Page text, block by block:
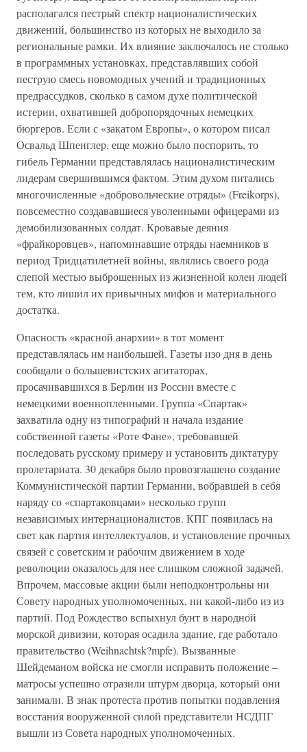
располагался пестрый спектр националистических
движений, большинство из которых не выходило за
региональные рамки. Их влияние заключалось не столько
в программных установках, представлявших собой
пеструю смесь новомодных учений и традиционных
предрассудков, сколько в самом духе политической
истерии, охватившей добропорядочных немецких
бюргеров. Если с «закатом Европы», о котором писал
Освальд Шпенглер, еще можно было поспорить, то
гибель Германии представлялась националистическим
лидерам свершившимся фактом. Этим духом питались
многочисленные «добровольческие отряды» (Freikorps),
повсеместно создававшиеся уволенными офицерами из
демобилизованных солдат. Кровавые деяния
«фрайкоровцев», напоминавшие отряды наемников в
период Тридцатилетней войны, являлись своего рода
слепой местью выброшенных из жизненной колеи людей
тем, кто лишил их привычных мифов и материального
достатка.
Опасность «красной анархии» в тот момент
представлялась им наибольшей. Газеты изо дня в день
сообщали о большевистских агитаторах,
просачивавшихся в Берлин из России вместе с
немецкими военнопленными. Группа «Спартак»
захватила одну из типографий и начала издание
собственной газеты «Роте Фане», требовавшей
последовать русскому примеру и установить диктатуру
пролетариата. 30 декабря было провозглашено создание
Коммунистической партии Германии, вобравшей в себя
наряду со «спартаковцами» несколько групп
независимых интернационалистов. КПГ появилась на
свет как партия интеллектуалов, и установление прочных
связей с советским и рабочим движением в ходе
революции оказалось для нее слишком сложной задачей.
Впрочем, массовые акции были неподконтрольны ни
Совету народных уполномоченных, ни какой-либо из из
партий. Под Рождество вспыхнул бунт в народной
морской дивизии, которая осадила здание, где работало
правительство (Weihnachtsk?mpfe). Вызванные
Шейдеманом войска не смогли исправить положение –
матросы успешно отразили штурм дворца, который они
занимали. В знак протеста против попытки подавления
восстания вооруженной силой представители НСДПГ
вышли из Совета народных уполномоченных.